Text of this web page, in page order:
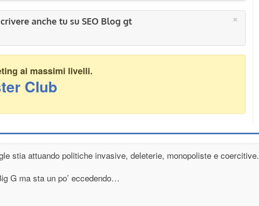
×
anche tu su SEO Blog gt
ai massimi livelli.
Club
stia attuando politiche invasive, deleterie, monopoliste e coercitive.
G ma sta un po’ eccedendo…